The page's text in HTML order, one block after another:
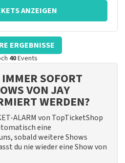
ANZEIGEN
ERGEBNISSE
40Events
SOFORT
VON JAY
WERDEN?
ALARM von TopTicketShop
eine
sobald weitere Shows
du nie wieder eine Show von